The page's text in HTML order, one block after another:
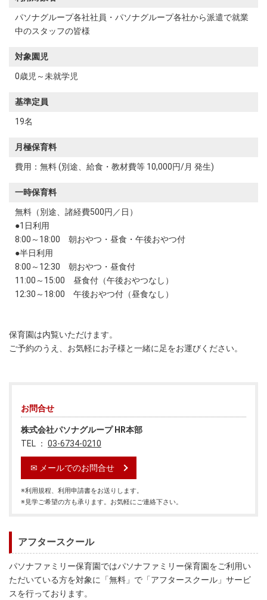
パソナグループ各社社員・パソナグループ各社から派遣で就業
中のスタッフの皆様
対象園児
0歳児～未就学児
基準定員
19名
月極保育料
費用：無料 (別途、給食・教材費等 10,000円/月 発生)
一時保育料
無料（別途、諸経費500円／日）
●1日利用
8:00～18:00 朝おやつ・昼食・午後おやつ付
●半日利用
8:00～12:30 朝おやつ・昼食付
11:00～15:00 昼食付（午後おやつなし）
12:30～18:00 午後おやつ付（昼食なし）
保育園は内覧いただけます。
ご予約のうえ、お気軽にお子様と一緒に足をお運びください。
お問合せ
株式会社パソナグループ HR本部
TEL ： 03-6734-0210
✉ メールでのお問合せ
※利用規程、利用申請書をお送りします。
※見学ご希望の方も承ります。お気軽にご連絡下さい。
アフタースクール
パソナファミリー保育園ではパソナファミリー保育園をご利用い
ただいている方を対象に「無料」で「アフタースクール」サービ
スを行っております。